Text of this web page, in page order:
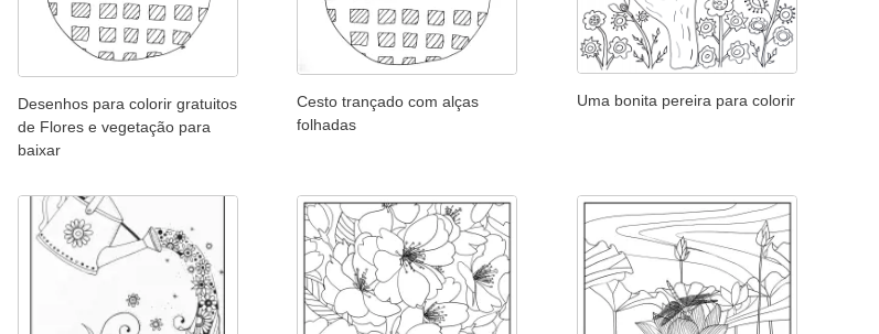
Desenhos para colorir gratuitos
de Flores e vegetação para
baixar
Cesto trançado com alças
folhadas
Uma bonita pereira para colorir